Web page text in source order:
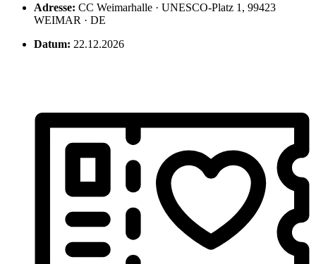
Adresse: CC Weimarhalle · UNESCO-Platz 1, 99423
WEIMAR · DE
Datum: 22.12.2026